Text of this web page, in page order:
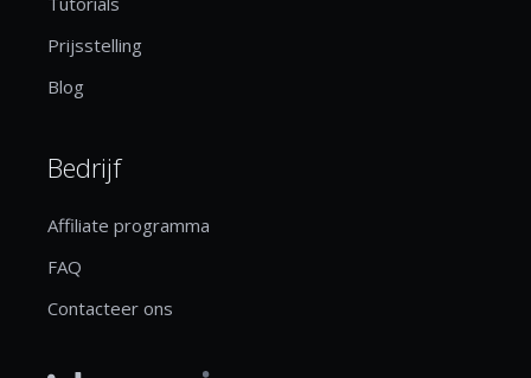
Prijsstelling
Blog
Bedrijf
Affiliate programma
FAQ
Contacteer ons